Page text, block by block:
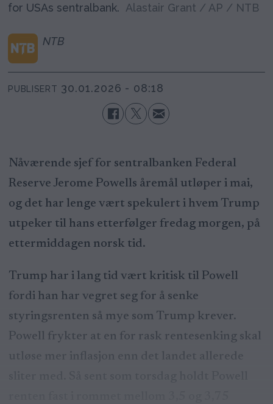
for USAs sentralbank. Alastair Grant / AP / NTB
NTB
PUBLISERT 30.01.2026 - 08:18
Nåværende sjef for sentralbanken Federal
Reserve Jerome Powells åremål utløper i mai,
og det har lenge vært spekulert i hvem Trump
utpeker til hans etterfølger fredag morgen, på
ettermiddagen norsk tid.
Trump har i lang tid vært kritisk til Powell
fordi han har vegret seg for å senke
styringsrenten så mye som Trump krever.
Powell frykter at en for rask rentesenking skal
utløse mer inflasjon enn det landet allerede